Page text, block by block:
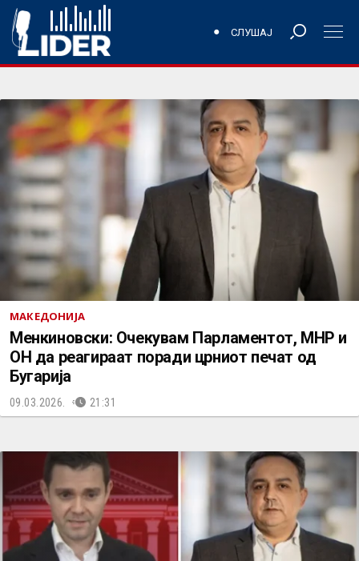
СЛУШАЈ
МАКЕДОНИЈА
Менкиновски: Очекувам Парламентот, МНР и
ОН да реагираат поради црниот печат од
Бугарија
09.03.2026. 21:31